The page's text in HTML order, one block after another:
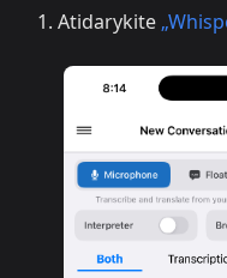
Atidarykite